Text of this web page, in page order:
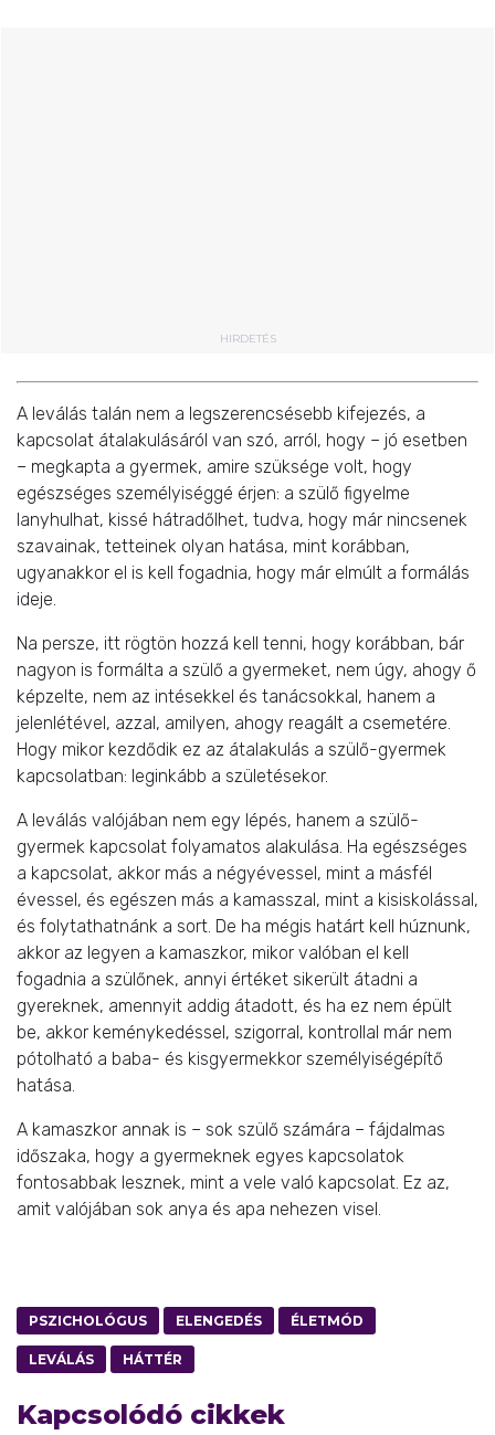
HIRDETÉS
A leválás talán nem a legszerencsésebb kifejezés, a
kapcsolat átalakulásáról van szó, arról, hogy – jó esetben
– megkapta a gyermek, amire szüksége volt, hogy
egészséges személyiséggé érjen: a szülő figyelme
lanyhulhat, kissé hátradőlhet, tudva, hogy már nincsenek
szavainak, tetteinek olyan hatása, mint korábban,
ugyanakkor el is kell fogadnia, hogy már elmúlt a formálás
ideje.
Na persze, itt rögtön hozzá kell tenni, hogy korábban, bár
nagyon is formálta a szülő a gyermeket, nem úgy, ahogy ő
képzelte, nem az intésekkel és tanácsokkal, hanem a
jelenlétével, azzal, amilyen, ahogy reagált a csemetére.
Hogy mikor kezdődik ez az átalakulás a szülő-gyermek
kapcsolatban: leginkább a születésekor.
A leválás valójában nem egy lépés, hanem a szülő-
gyermek kapcsolat folyamatos alakulása. Ha egészséges
a kapcsolat, akkor más a négyévessel, mint a másfél
évessel, és egészen más a kamasszal, mint a kisiskolással,
és folytathatnánk a sort. De ha mégis határt kell húznunk,
akkor az legyen a kamaszkor, mikor valóban el kell
fogadnia a szülőnek, annyi értéket sikerült átadni a
gyereknek, amennyit addig átadott, és ha ez nem épült
be, akkor keménykedéssel, szigorral, kontrollal már nem
pótolható a baba- és kisgyermekkor személyiségépítő
hatása.
A kamaszkor annak is – sok szülő számára – fájdalmas
időszaka, hogy a gyermeknek egyes kapcsolatok
fontosabbak lesznek, mint a vele való kapcsolat. Ez az,
amit valójában sok anya és apa nehezen visel.
PSZICHOLÓGUS ELENGEDÉS ÉLETMÓD
LEVÁLÁS HÁTTÉR
Kapcsolódó cikkek